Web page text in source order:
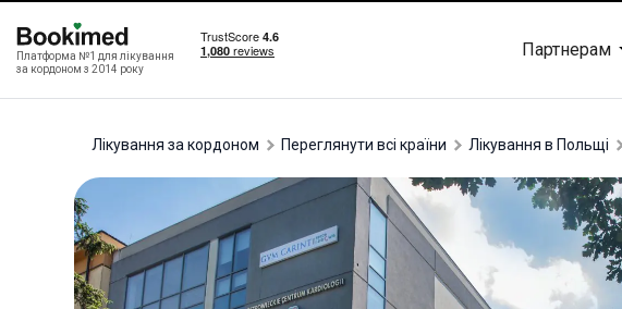
Платформа №1 для лікування
за кордоном з 2014 року
Партнерам
Лікування за кордоном Переглянути всі країни лікування в Польщі